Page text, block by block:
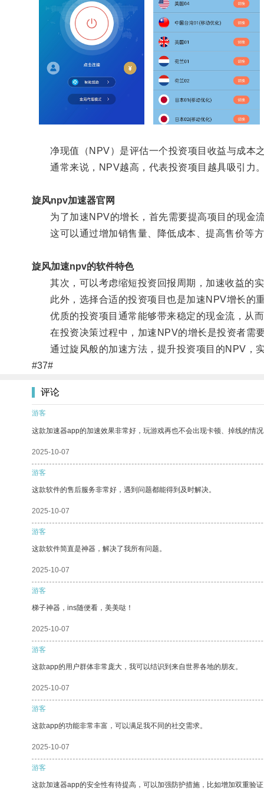
净现值（NPV）是评估一个投资项目收益与成本之
通常来说，NPV越高，代表投资项目越具吸引力
旋风npv加速器官网
为了加速NPV的增长，首先需要提高项目的现金
这可以通过增加销售量、降低成本、提高售价等
旋风加速npv的软件特色
其次，可以考虑缩短投资回报周期，加速收益的
此外，选择合适的投资项目也是加速NPV增长的
优质的投资项目通常能够带来稳定的现金流，从
在投资决策过程中，加速NPV的增长是投资者需
通过旋风般的加速方法，提升投资项目的NPV，
#37#
评论
游客
这款加速器app的加速效果非常好，玩游戏再也不会出现卡顿、掉线的情
2025-10-07
游客
这款软件的售后服务非常好，遇到问题都能得到及时解决。
2025-10-07
游客
这款软件简直是神器，解决了我所有问题。
2025-10-07
游客
梯子神器，ins随便看，美美哒！
2025-10-07
游客
这款app的用户群体非常庞大，我可以结识到来自世界各地的朋友。
2025-10-07
游客
这款app的功能非常丰富，可以满足我不同的社交需求。
2025-10-07
游客
这款加速器app的安全性有待提高，可以加强防护措施，比如增加双重验